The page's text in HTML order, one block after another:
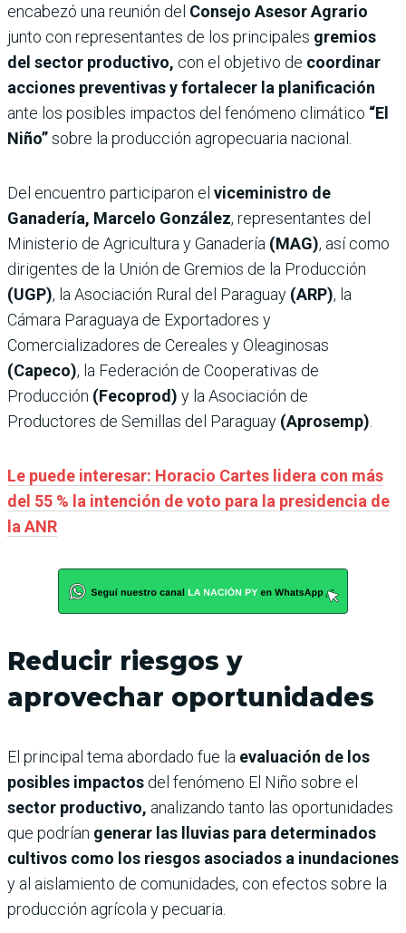
encabezó una reunión del Consejo Asesor Agrario
junto con representantes de los principales gremios
del sector productivo, con el objetivo de coordinar
acciones preventivas y fortalecer la planificación
ante los posibles impactos del fenómeno climático “El
Niño”sobre la producción agropecuaria nacional.
Del encuentro participaron el viceministro de
Ganadería, Marcelo González, representantes del
Ministerio de Agricultura y Ganadería (MAG), así como
dirigentes de la Unión de Gremios de la Producción
(UGP), la Asociación Rural del Paraguay (ARP), la
Cámara Paraguaya de Exportadores y
Comercializadores de Cereales y Oleaginosas
(Capeco), la Federación de Cooperativas de
Producción (Fecoprod) y la Asociación de
Productores de Semillas del Paraguay (Aprosemp).
Le puede interesar: Horacio Cartes lidera con más
del 55 % la intención de voto para la presidencia de
la ANR
Reducir riesgos y
aprovechar oportunidades
El principal tema abordado fue la evaluación de los
posibles impactos del fenómeno El Niño sobre el
sector productivo, analizando tanto las oportunidades
que podrían generar las lluvias para determinados
cultivos como los riesgos asociados a inundaciones
y al aislamiento de comunidades, con efectos sobre la
producción agrícola y pecuaria.